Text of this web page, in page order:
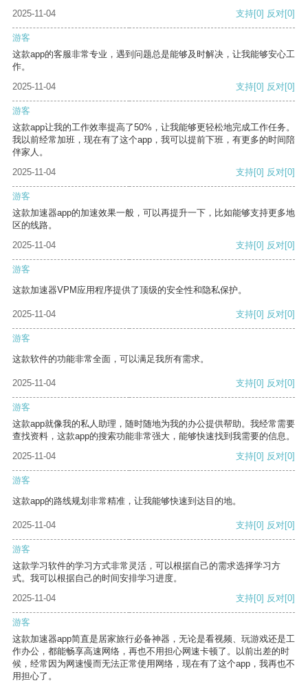
2025-11-04 支持[0] 反对[0]
游客
这款app的客服非常专业，遇到问题总是能够及时解决，让我能够安心工
作。
2025-11-04
支持[0] 反对[0]
游客
这款app让我的工作效率提高了50%，让我能够更轻松地完成工作任务。
我以前经常加班，现在有了这个app，我可以提前下班，有更多的时间陪
伴家人。
2025-11-04
支持[0] 反对[0]
游客
这款加速器app的加速效果一般，可以再提升一下，比如能够支持更多地
区的线路。
2025-11-04
支持[0] 反对[0]
游客
这款加速器VPM应用程序提供了顶级的安全性和隐私保护。
2025-11-04 支持[0] 反对[0]
游客
这款软件的功能非常全面，可以满足我所有需求。
2025-11-04 支持[0] 反对[0]
游客
这款app就像我的私人助理，随时随地为我的办公提供帮助。我经常需要
查找资料，这款app的搜索功能非常强大，能够快速找到我需要的信息。
2025-11-04
支持[0] 反对[0]
游客
这款app的路线规划非常精准，让我能够快速到达目的地。
2025-11-04 支持[0] 反对[0]
游客
这款学习软件的学习方式非常灵活，可以根据自己的需求选择学习方
式。我可以根据自己的时间安排学习进度。
2025-11-04
支持[0] 反对[0]
游客
这款加速器app简直是居家旅行必备神器，无论是看视频、玩游戏还是工
作办公，都能畅享高速网络，再也不用担心网速卡顿了。以前出差的时
候，经常因为网速慢而无法正常使用网络，现在有了这个app，我再也不
用担心了。